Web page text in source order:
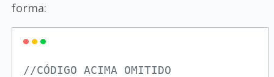
forma:
//CÓDIGO ACIMA OMITIDO